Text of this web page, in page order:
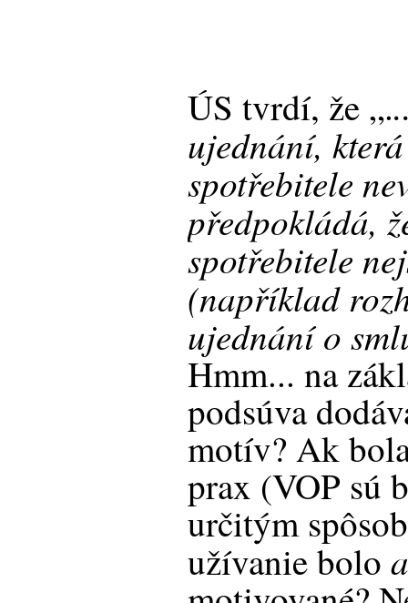
ÚS tvrdí, že „.
ujednání,
spotřebitele
předpokládá,
spotřebitele
(například
ujednání o
Hmm... na
podsúva
motív? Ak
prax (VOP sú
určitým
užívanie bolo